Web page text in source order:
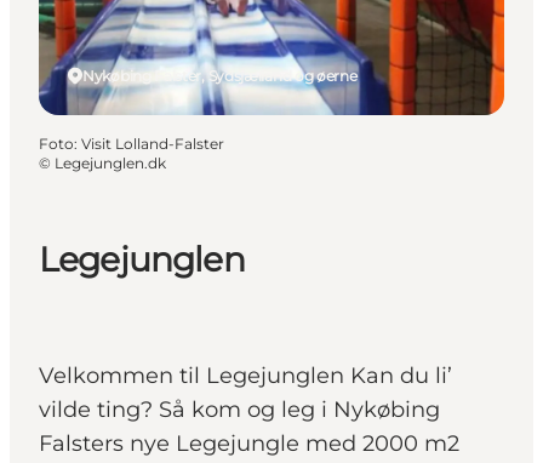
Planlæg din ferie
Legejunglen
Velkommen til Legejunglen Kan du li’
vilde ting? Så kom og leg i Nykøbing
Falsters nye Legejungle med 2000 m2
Nykøbing Falster, Sydsjælland og øerne
Foto: Visit Lolland-Falster
© Legejunglen.dk